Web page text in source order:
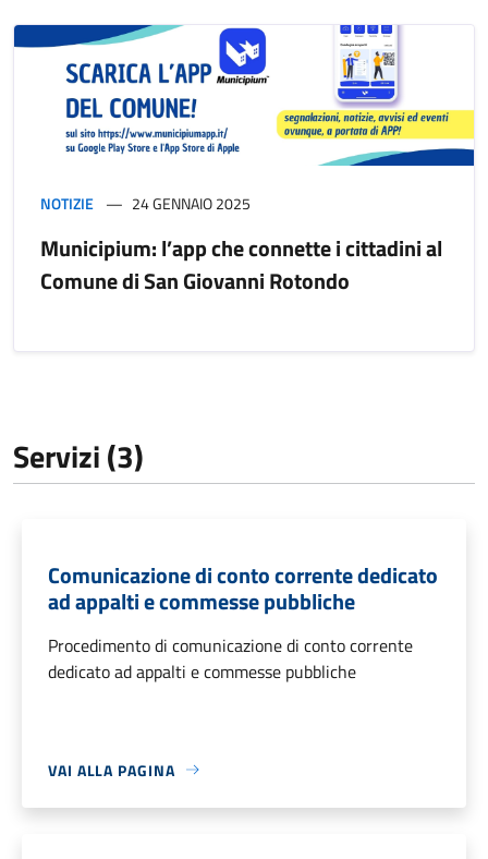
NOTIZIE 24 GENNAIO 2025
Municipium: l’app che connette i cittadini al
Comune di San Giovanni Rotondo
Servizi (3)
Comunicazione di conto corrente dedicato
ad appalti e commesse pubbliche
Procedimento di comunicazione di conto corrente
dedicato ad appalti e commesse pubbliche
VAI ALLA PAGINA